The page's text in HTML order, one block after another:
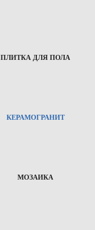
ПЛИТКА ДЛЯ ПОЛА
КЕРАМОГРАНИТ
МОЗАИКА